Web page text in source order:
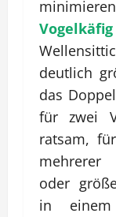
Vogelkäfig
deutlich
das
für zwei
ratsam,
mehrerer
oder
in einem